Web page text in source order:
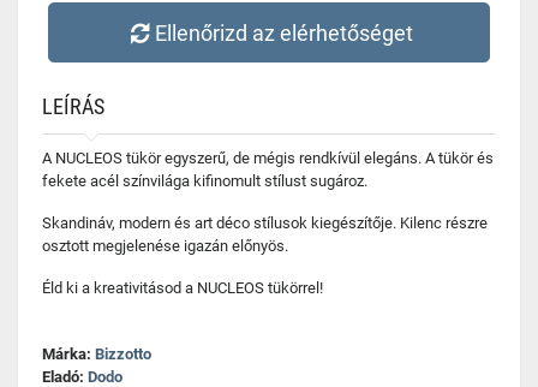
Ellenőrizd az elérhetőséget
LEÍRÁS
A NUCLEOS tükör egyszerű, de mégis rendkívül elegáns. A tükör és
fekete acél színvilága kifinomult stílust sugároz.
Skandináv, modern és art déco stílusok kiegészítője. Kilenc részre
osztott megjelenése igazán előnyös.
Éld ki a kreativitásod a NUCLEOS tükörrel!
Márka: Bizzotto
Eladó: Dodo